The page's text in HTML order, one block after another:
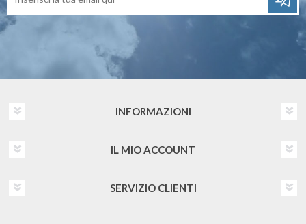
INFORMAZIONI
IL MIO ACCOUNT
SERVIZIO CLIENTI